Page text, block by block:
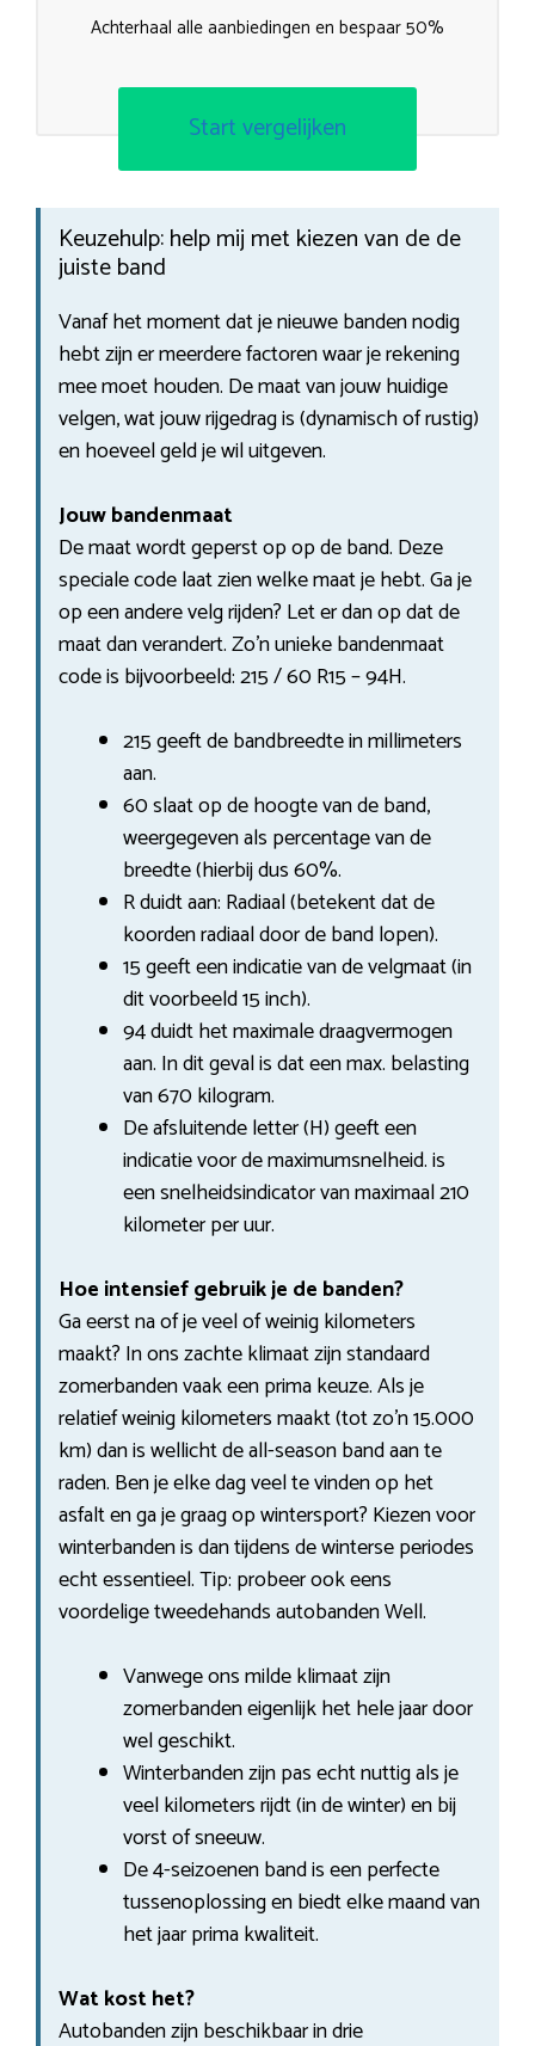
Achterhaal alle aanbiedingen en bespaar 50%
Start vergelijken
Keuzehulp: help mij met kiezen van de de
juiste band
Vanaf het moment dat je nieuwe banden nodig
hebt zijn er meerdere factoren waar je rekening
mee moet houden. De maat van jouw huidige
velgen, wat jouw rijgedrag is (dynamisch of rustig)
en hoeveel geld je wil uitgeven.
Jouw bandenmaat
De maat wordt geperst op op de band. Deze
speciale code laat zien welke maat je hebt. Ga je
op een andere velg rijden? Let er dan op dat de
maat dan verandert. Zo’n unieke bandenmaat
code is bijvoorbeeld: 215 / 60 R15 – 94H.
215 geeft de bandbreedte in millimeters
aan.
60 slaat op de hoogte van de band,
weergegeven als percentage van de
breedte (hierbij dus 60%.
R duidt aan: Radiaal (betekent dat de
koorden radiaal door de band lopen).
15 geeft een indicatie van de velgmaat (in
dit voorbeeld 15 inch).
94 duidt het maximale draagvermogen
aan. In dit geval is dat een max. belasting
van 670 kilogram.
De afsluitende letter (H) geeft een
indicatie voor de maximumsnelheid. is
een snelheidsindicator van maximaal 210
kilometer per uur.
Hoe intensief gebruik je de banden?
Ga eerst na of je veel of weinig kilometers
maakt? In ons zachte klimaat zijn standaard
zomerbanden vaak een prima keuze. Als je
relatief weinig kilometers maakt (tot zo’n 15.000
km) dan is wellicht de all-season band aan te
raden. Ben je elke dag veel te vinden op het
asfalt en ga je graag op wintersport? Kiezen voor
winterbanden is dan tijdens de winterse periodes
echt essentieel. Tip: probeer ook eens
voordelige tweedehands autobanden Well.
Vanwege ons milde klimaat zijn
zomerbanden eigenlijk het hele jaar door
wel geschikt.
Winterbanden zijn pas echt nuttig als je
veel kilometers rijdt (in de winter) en bij
vorst of sneeuw.
De 4-seizoenen band is een perfecte
tussenoplossing en biedt elke maand van
het jaar prima kwaliteit.
Wat kost het?
Autobanden zijn beschikbaar in drie